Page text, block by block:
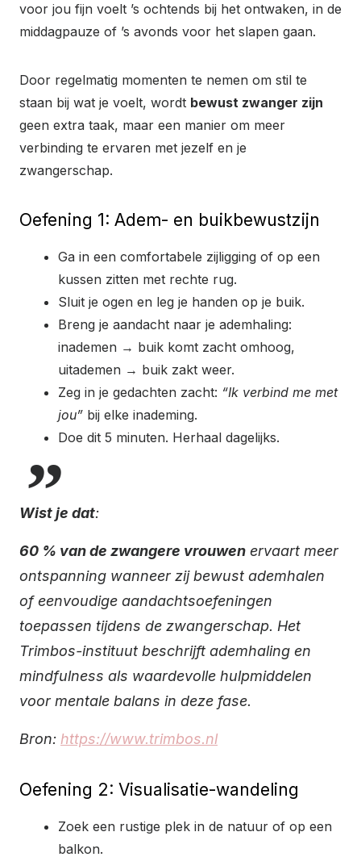
voor jou fijn voelt ’s ochtends bij het ontwaken, in de
middagpauze of ’s avonds voor het slapen gaan.
Door regelmatig momenten te nemen om stil te
staan bij wat je voelt, wordt bewust zwanger zijn
geen extra taak, maar een manier om meer
verbinding te ervaren met jezelf en je
zwangerschap.
Oefening 1: Adem- en buikbewustzijn
Ga in een comfortabele zijligging of op een
kussen zitten met rechte rug.
Sluit je ogen en leg je handen op je buik.
Breng je aandacht naar je ademhaling:
inademen → buik komt zacht omhoog,
uitademen → buik zakt weer.
Zeg in je gedachten zacht: “Ik verbind me met
jou” bij elke inademing.
Doe dit 5 minuten. Herhaal dagelijks.
Wist je dat:
60 % van de zwangere vrouwen ervaart meer
ontspanning wanneer zij bewust ademhalen
of eenvoudige aandachtsoefeningen
toepassen tijdens de zwangerschap. Het
Trimbos-instituut beschrijft ademhaling en
mindfulness als waardevolle hulpmiddelen
voor mentale balans in deze fase.
Bron: https://www.trimbos.nl
Oefening 2: Visualisatie-wandeling
Zoek een rustige plek in de natuur of op een
balkon.